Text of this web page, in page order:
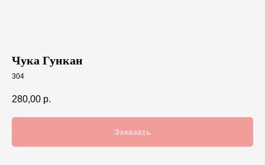
Чука Гункан
304
280,00 р.
Заказать